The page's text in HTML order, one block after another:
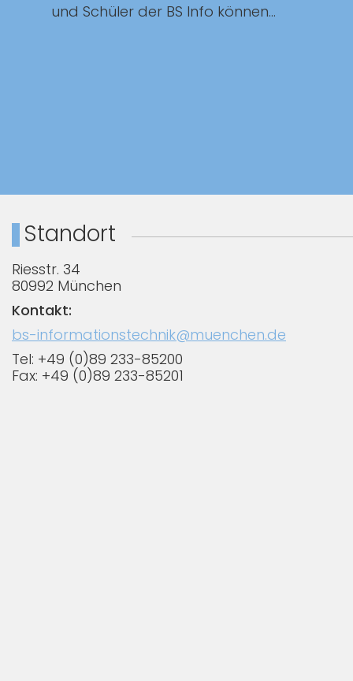
und Schüler der BS Info können...
Standort
Riesstr. 34
80992 München
Kontakt:
bs-informationstechnik@muenchen.de
Tel: +49 (0)89 233-85200
Fax: +49 (0)89 233-85201